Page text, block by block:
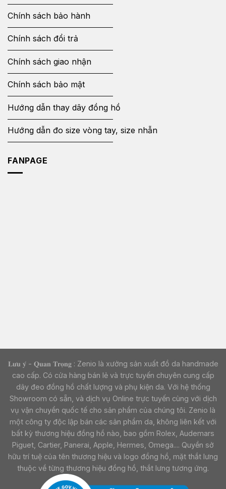
Chính sách bảo hành
Chính sách đổi trả
Chính sách giao nhận
Chính sách bảo mật
Hướng dẫn thay dây đồng hồ
Hướng dẫn đo size vòng tay, size nhẫn
FANPAGE
𝐋𝐮̛𝐮 𝐲́ - 𝐐𝐮𝐚𝐧 𝐓𝐫𝐨̣𝐧𝐠 : Zenio là xưởng sản xuất đồ da handmade
cao cấp. Có cửa hàng bán lẻ và trực tuyến chuyên cung cấp
dây đeo đồng hồ chất lượng và phụ kiện da. Với hệ thống
Showroom có sẵn, và dịch vụ Online trực tuyến cùng với dịch
vụ vận chuyển quốc tế cho sản phẩm của chúng tôi. Zenio là
một công ty độc lập bán các sản phẩm da, không liên kết với
bất kỳ thương hiệu đồng hồ nào, bao gồm Rolex, Audemars
Piguet, Cartier, Panerai, Apple, Hermes, Omega.... Quyền sở
hữu trí tuệ của tên thương hiệu và logo đồng hồ, mặt thắt lưng
thuộc về từng thương hiệu đồng hồ, thắt lưng tương ứng.